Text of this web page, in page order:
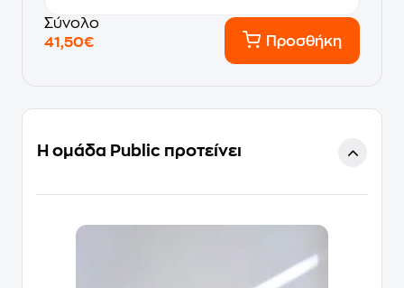
Σύνολο
41,50€
Προσθήκη
Η ομάδα Public προτείνει